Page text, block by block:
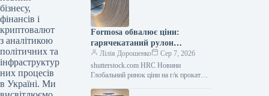
бізнесу,
фінансів і
криптовалют
з аналітикою
політичних та
інфраструктур
них процесів
в Україні. Ми
У цей період,…
Formosa обвалює ціни:
гарячекатаний рулон
дешевшає до вересневого
продажу
Лілія Дорошенко
Сер 7, 2026
shutterstock.com HRC Новини
Глобальний ринок ціни на г/к прокат